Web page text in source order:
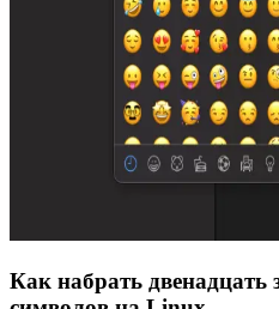
Как набрать двенадцать